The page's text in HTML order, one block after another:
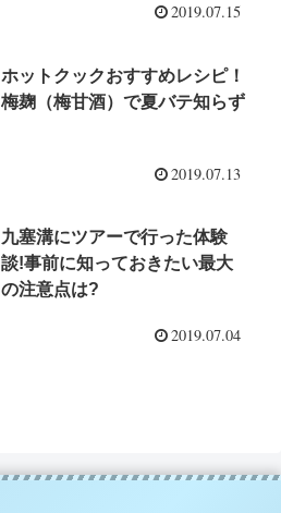
2019.07.15
ホットクックおすすめレシピ！
梅麹（梅甘酒）で夏バテ知らず
2019.07.13
九塞溝にツアーで行った体験
談!事前に知っておきたい最大
の注意点は?
2019.07.04